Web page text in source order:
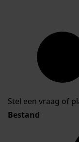
Stel een vraag of
Bestand